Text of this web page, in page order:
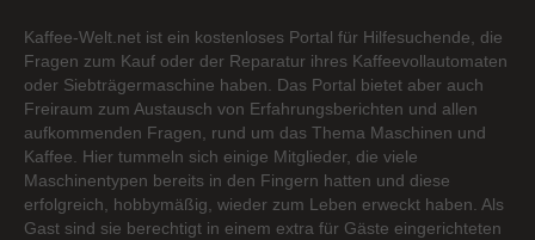
Kaffee-Welt.net ist ein kostenloses Portal für Hilfesuchende, die
Fragen zum Kauf oder der Reparatur ihres Kaffeevollautomaten
oder Siebträgermaschine haben. Das Portal bietet aber auch
Freiraum zum Austausch von Erfahrungsberichten und allen
aufkommenden Fragen, rund um das Thema Maschinen und
Kaffee. Hier tummeln sich einige Mitglieder, die viele
Maschinentypen bereits in den Fingern hatten und diese
erfolgreich, hobbymäßig, wieder zum Leben erweckt haben. Als
Gast sind sie berechtigt in einem extra für Gäste eingerichteten